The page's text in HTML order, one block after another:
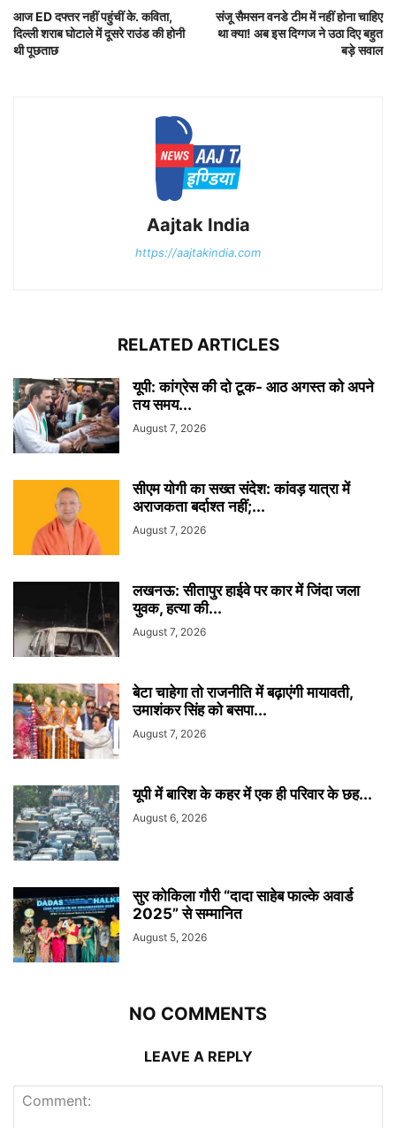
आज ED दफ्तर नहीं पहुंचीं के. कविता,
दिल्ली शराब घोटाले में दूसरे राउंड की होनी
थी पूछताछ
संजू सैमसन वनडे टीम में नहीं होना चाहिए
था क्या! अ​ब इस दिग्गज ने उठा दिए बहुत
बड़े सवाल
Aajtak India
https://aajtakindia.com
RELATED ARTICLES
यूपी: कांग्रेस की दो टूक- आठ अगस्त को अपने
तय समय...
August 7, 2026
सीएम योगी का सख्त संदेश: कांवड़ यात्रा में
अराजकता बर्दाश्त नहीं;...
August 7, 2026
लखनऊ: सीतापुर हाईवे पर कार में जिंदा जला
युवक, हत्या की...
August 7, 2026
बेटा चाहेगा तो राजनीति में बढ़ाएंगी मायावती,
उमाशंकर सिंह को बसपा...
August 7, 2026
यूपी में बारिश के कहर में एक ही परिवार के छह...
August 6, 2026
सुर कोकिला गौरी “दादा साहेब फाल्के अवार्ड
2025” से सम्मानित
August 5, 2026
NO COMMENTS
LEAVE A REPLY